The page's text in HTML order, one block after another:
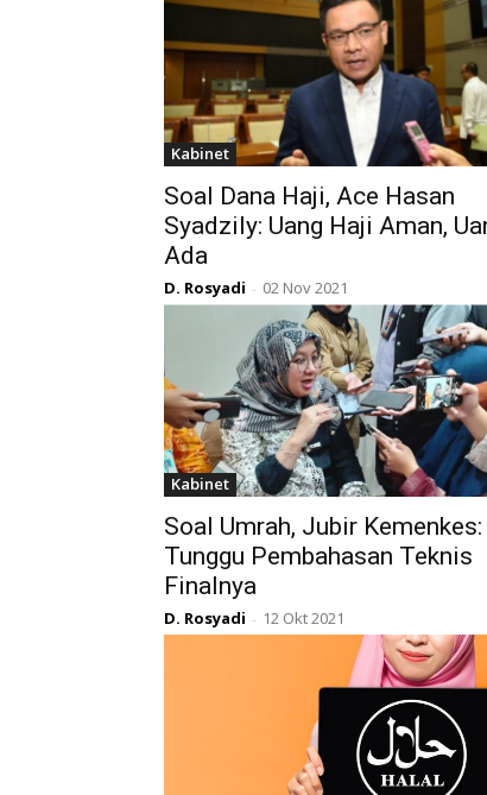
Kabinet
Soal Dana Haji, Ace Hasan
Syadzily: Uang Haji Aman,
Ada
D. Rosyadi - 02 Nov 2021
Kabinet
Soal Umrah, Jubir
Tunggu Pembahasan Teknis
Finalnya
D. Rosyadi - 12 Okt 2021